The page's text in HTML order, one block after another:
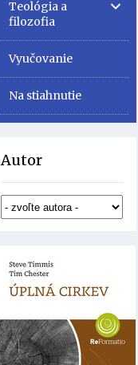
Teológia a
filozofia
Vyučovanie
Na stiahnutie
Autor